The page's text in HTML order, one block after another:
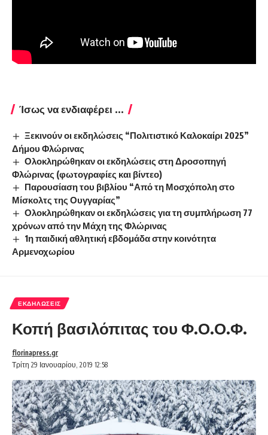
Ίσως να ενδιαφέρει ...
Ξεκινούν οι εκδηλώσεις “Πολιτιστικό Καλοκαίρι 2025”
Δήμου Φλώρινας
Ολοκληρώθηκαν οι εκδηλώσεις στη Δροσοπηγή
Φλώρινας (φωτογραφίες και βίντεο)
Παρουσίαση του βιβλίου “Από τη Μοσχόπολη στο
Μίσκολτς της Ουγγαρίας”
Ολοκληρώθηκαν οι εκδηλώσεις για τη συμπλήρωση 77
χρόνων από την Μάχη της Φλώρινας
1η παιδική αθλητική εβδομάδα στην κοινότητα
Αρμενοχωρίου
ΕΚΔΗΛΏΣΕΙΣ
Κοπή βασιλόπιτας του Φ.Ο.Ο.Φ.
Τρίτη 29 Ιανουαρίου, 2019 12:58
florinapress.gr